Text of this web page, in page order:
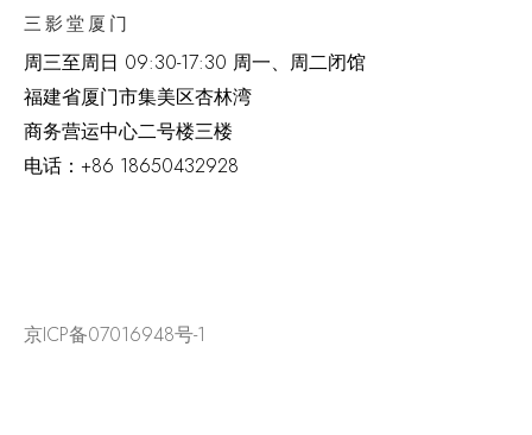
三影堂厦门
周三至周日 09:30-17:30 周一、周二闭馆
福建省厦门市集美区杏林湾
商务营运中心二号楼三楼
电话： +86 18650432928
京ICP备07016948号-1